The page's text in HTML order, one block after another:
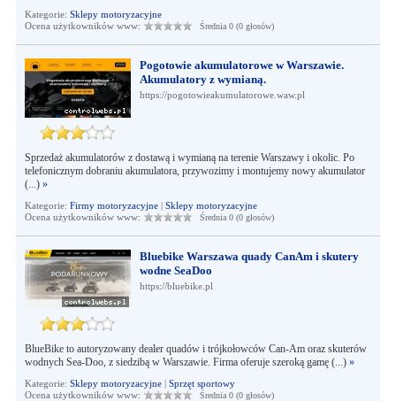
Kategorie: Sklepy motoryzacyjne
Ocena użytkowników www:
Średnia 0 (0 głosów)
Pogotowie akumulatorowe w Warszawie.
Akumulatory z wymianą.
https://pogotowieakumulatorowe.waw.pl
Sprzedaż akumulatorów z dostawą i wymianą na terenie Warszawy i okolic. Po
telefonicznym dobraniu akumulatora, przywozimy i montujemy nowy akumulator
(...) »
Kategorie: Firmy motoryzacyjne| Sklepy motoryzacyjne
Ocena użytkowników www:
Średnia 0 (0 głosów)
Bluebike Warszawa quady CanAm i skutery
wodne SeaDoo
https://bluebike.pl
BlueBike to autoryzowany dealer quadów i trójkołowców Can-Am oraz skuterów
wodnych Sea-Doo, z siedzibą w Warszawie. Firma oferuje szeroką gamę (...) »
Kategorie: Sklepy motoryzacyjne| Sprzęt sportowy
Ocena użytkowników www:
Średnia 0 (0 głosów)